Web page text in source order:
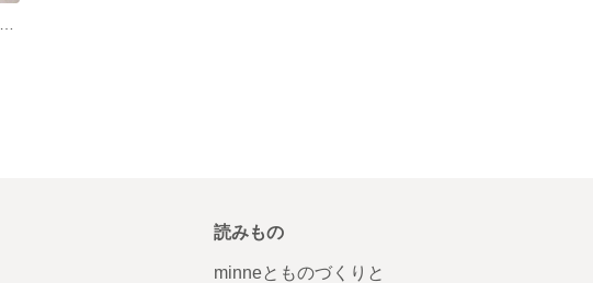
ルパールピアス
読みもの
minneとものづくりと